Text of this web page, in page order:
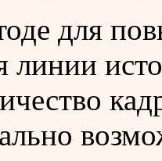
для
линии